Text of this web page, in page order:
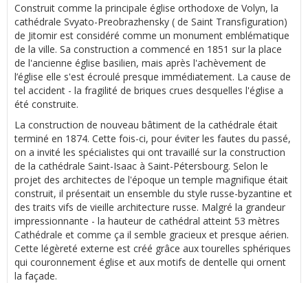
Construit comme la principale église orthodoxe de Volyn, la
cathédrale Svyato-Preobrazhensky ( de Saint Transfiguration)
de Jitomir est considéré comme un monument emblématique
de la ville. Sa construction a commencé en 1851 sur la place
de l'ancienne église basilien, mais après l'achèvement de
l’église elle s'est écroulé presque immédiatement. La cause de
tel accident - la fragilité de briques crues desquelles l'église a
été construite.
La construction de nouveau bâtiment de la cathédrale était
terminé en 1874. Cette fois-ci, pour éviter les fautes du passé,
on a invité les spécialistes qui ont travaillé sur la construction
de la cathédrale Saint-Isaac à Saint-Pétersbourg. Selon le
projet des architectes de l'époque un temple magnifique était
construit, il présentait un ensemble du style russe-byzantine et
des traits vifs de vieille architecture russe. Malgré la grandeur
impressionnante - la hauteur de cathédral atteint 53 mètres
Cathédrale et comme ça il semble gracieux et presque aérien.
Cette légèreté externe est créé grâce aux tourelles sphériques
qui couronnement église et aux motifs de dentelle qui ornent
la façade.